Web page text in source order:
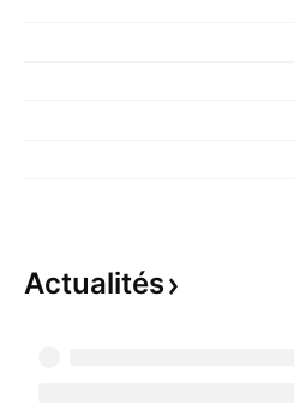
Actualités